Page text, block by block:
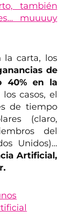
también
muuuuy
la carta, los
de
40% en la
casos, el
de tiempo
(claro,
del
Unidos)…
Artificial,